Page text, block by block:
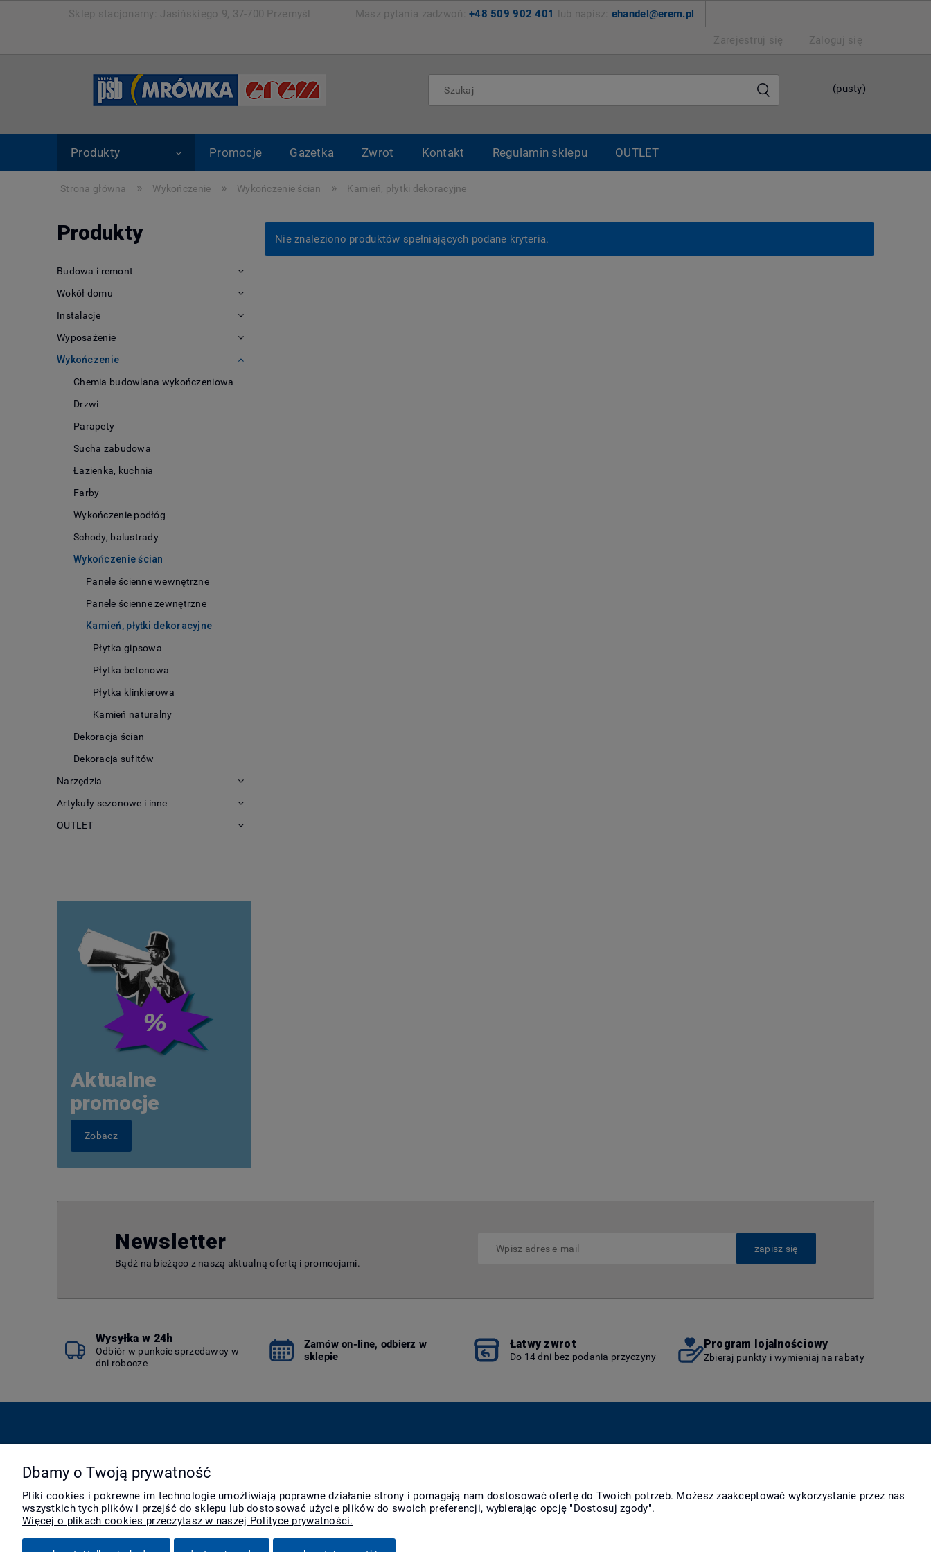
Sklep stacjonarny: Jasińskiego 9, 37-700 Przemyśl Masz pytania zadzwoń: +48 509 902 401 lub napisz: ehandel@erem.pl
Zarejestruj się Zaloguj się
(pusty)
Produkty Promocje Gazetka Zwrot Kontakt Regulamin sklepu OUTLET
Strona główna » Wykończenie » Wykończenie ścian » Kamień, płytki dekoracyjne
Produkty
Budowa i remont
Wokół domu
Instalacje
Wyposażenie
Wykończenie
Chemia budowlana wykończeniowa
Drzwi
Parapety
Sucha zabudowa
Łazienka, kuchnia
Farby
Wykończenie podłóg
Schody, balustrady
Wykończenie ścian
Panele ścienne wewnętrzne
Panele ścienne zewnętrzne
Kamień, płytki dekoracyjne
Płytka gipsowa
Płytka betonowa
Płytka klinkierowa
Kamień naturalny
Dekoracja ścian
Dekoracja sufitów
Narzędzia
Artykuły sezonowe i inne
OUTLET
Aktualne
promocje
Zobacz
Nie znaleziono produktów spełniających podane kryteria.
Newsletter
Bądź na bieżąco z naszą aktualną ofertą i promocjami.
zapisz się
Wysyłka w 24h
Odbiór w punkcie sprzedawcy w
dni robocze
Zamów on-line, odbierz w
sklepie
Łatwy zwrot
Do 14 dni bez podania przyczyny
Program lojalnościowy
Zbieraj punkty i wymieniaj na rabaty
Zwroty i reklamacje
Pytania i odpowiedzi
Regulamin
Twoje zamówienia
Ustawienia konta
Przechowalnia
Raty
Czas realizacji
Czas i koszty dostawy
Polityka cookies
Jak kupować?
O firmie
Nagrody i wyróżnienia
Dbamy o Twoją prywatność
Pliki cookies i pokrewne im technologie umożliwiają poprawne działanie strony i pomagają nam dostosować ofertę do Twoich potrzeb. Możesz zaakceptować wykorzystanie przez nas
wszystkich tych plików i przejść do sklepu lub dostosować użycie plików do swoich preferencji, wybierając opcję "Dostosuj zgody".
Więcej o plikach cookies przeczytasz w naszej Polityce prywatności.